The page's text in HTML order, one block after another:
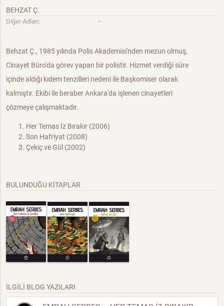
BEHZAT Ç.
Diğer Adları: -
Behzat Ç., 1985 yılında Polis Akademisi'nden mezun olmuş,
Cinayet Büro'da görev yapan bir polistir. Hizmet verdiği süre
içinde aldığı kıdem tenzilleri nedeni ile Başkomiser olarak
kalmıştır. Ekibi ile beraber Ankara'da işlenen cinayetleri
çözmeye çalışmaktadır.
Her Temas İz Bırakır (2006)
Son Hafriyat (2008)
Çekiç ve Gül (2002)
BULUNDUĞU KİTAPLAR
İLGİLİ BLOG YAZILARI